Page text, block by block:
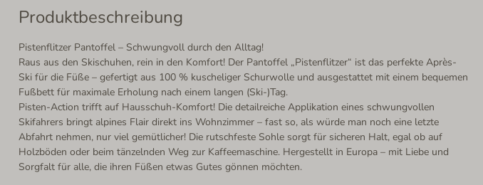
Produktbeschreibung
Pistenflitzer Pantoffel – Schwungvoll durch den Alltag!
Raus aus den Skischuhen, rein in den Komfort! Der Pantoffel „Pistenflitzer“ ist das perfekte Après-
Ski für die Füße – gefertigt aus 100 % kuscheliger Schurwolle und ausgestattet mit einem bequemen
Fußbett für maximale Erholung nach einem langen (Ski-)Tag.
Pisten-Action trifft auf Hausschuh-Komfort! Die detailreiche Applikation eines schwungvollen
Skifahrers bringt alpines Flair direkt ins Wohnzimmer – fast so, als würde man noch eine letzte
Abfahrt nehmen, nur viel gemütlicher! Die rutschfeste Sohle sorgt für sicheren Halt, egal ob auf
Holzböden oder beim tänzelnden Weg zur Kaffeemaschine. Hergestellt in Europa – mit Liebe und
Sorgfalt für alle, die ihren Füßen etwas Gutes gönnen möchten.